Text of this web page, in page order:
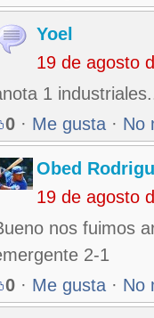
Yoel
19 de agosto
1
0 · Me gusta · No
Obed
19 de agosto
nos fuimos
2-1
0 · Me gusta · No